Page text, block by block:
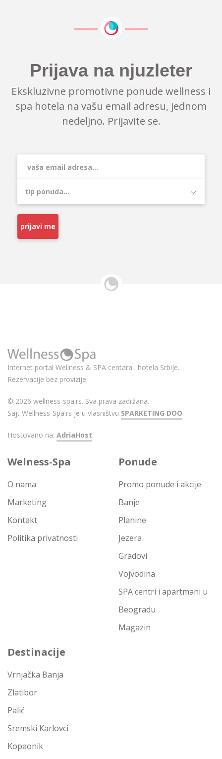
Prijava na njuzleter
Ekskluzivne promotivne ponude wellness i
spa hotela na vašu email adresu, jednom
nedeljno. Prijavite se.
prijavi me
Internet portal Wellness & SPA centara i hotela Srbije.
Rezervacije bez provizije
© 2026 wellness-spa.rs. Sva prava zadržana.
Sajt Wellness-Spa.rs je u vlasništvu SPARKETING DOO
Hostovano na: AdriaHost
Welness-Spa
O nama
Marketing
Kontakt
Politika privatnosti
Ponude
Promo ponude i akcije
Banje
Planine
Jezera
Gradovi
Vojvodina
SPA centri i apartmani u
Beogradu
Magazin
Destinacije
Vrnjačka Banja
Zlatibor
Palić
Sremski Karlovci
Kopaonik